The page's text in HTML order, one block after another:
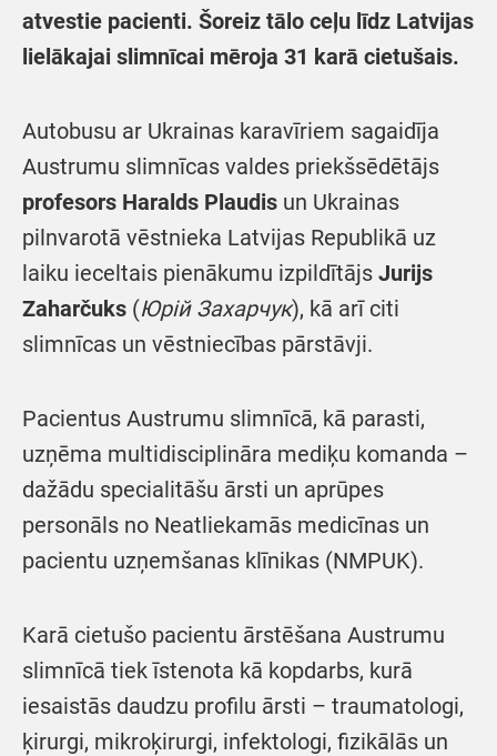
atvestie pacienti. Šoreiz tālo ceļu līdz Latvijas
lielākajai slimnīcai mēroja 31 karā cietušais.
Autobusu ar Ukrainas karavīriem sagaidīja
Austrumu slimnīcas valdes priekšsēdētājs
profesors Haralds Plaudis un Ukrainas
pilnvarotā vēstnieka Latvijas Republikā uz
laiku ieceltais pienākumu izpildītājs Jurijs
Zaharčuks (Юрій Захарчук), kā arī citi
slimnīcas un vēstniecības pārstāvji.
Pacientus Austrumu slimnīcā, kā parasti,
uzņēma multidisciplināra mediķu komanda –
dažādu specialitāšu ārsti un aprūpes
personāls no Neatliekamās medicīnas un
pacientu uzņemšanas klīnikas (NMPUK).
Karā cietušo pacientu ārstēšana Austrumu
slimnīcā tiek īstenota kā kopdarbs, kurā
iesaistās daudzu profilu ārsti – traumatologi,
ķirurgi, mikroķirurgi, infektologi, fizikālās un